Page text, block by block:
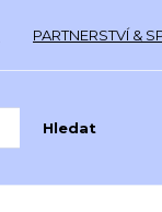
PARTNERSTVÍ &
Hledat